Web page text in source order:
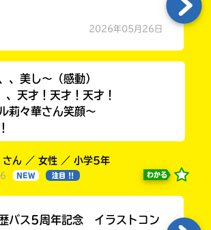
2026年05月26日
、美し〜（感動）
天才！天才！天才！
莉々華さん笑顔〜
さん ／ 女性 ／ 小学5年
NEW 注目 !! わかる
歴バス5周年記念 イラストコン